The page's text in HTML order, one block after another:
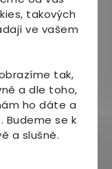
takových
ve vašem
tak,
a dle toho,
ho dáte a
Budeme se k
a slušně.
- Fruc. jujubae
protřepat.
1 kg tělesné
na dvě části
například